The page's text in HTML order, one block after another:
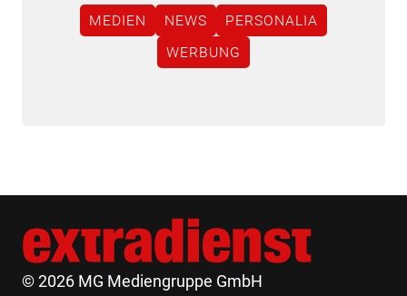
MEDIEN NEWS
PERSONALIA
WERBUNG
© 2026 MG Mediengruppe GmbH